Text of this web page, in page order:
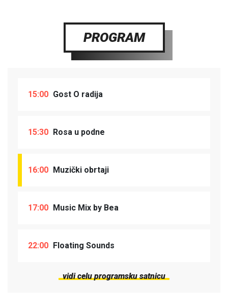
PROGRAM
15:00 Gost O radija
15:30 Rosa u podne
16:00 Muzički obrtaji
17:00 Music Mix by Bea
22:00 Floating Sounds
vidi celu programsku satnicu